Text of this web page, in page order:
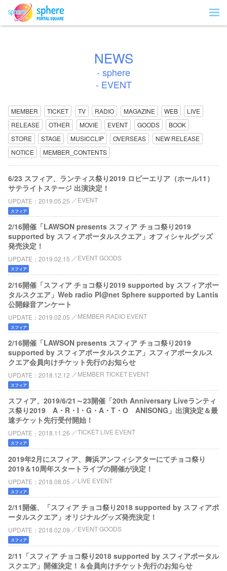
NEWS
- sphere
- EVENT
MEMBER TICKET TV RADIO MAGAZINE WEB
LIVE
RELEASE
OTHER MOVIE EVENT GOODS
BOOK
STORE
STAGE MUSICCLIP OVERSEAS
NEW RELEASE
NOTICE
MEMBER_CONTENTS
6/23 スフィア、ランティス祭り2019 ロビーエリア（ホール11）
サテライトステージ 出演決定！
UPDATE 2019.05.25 EVENT
スフィア
2/16開催「LAWSON presents スフィア チョコ祭り2019
supported by スフィアポータルスクエア」オフィシャルグッズ
発売決定！
UPDATE 2019.02.15 EVENT GOODS
スフィア
2/16開催「スフィア チョコ祭り2019 supported by スフィアポー
タルスクエア」Web radio Pl@net Sphere supported by Lantis
公開録音アンケート
UPDATE 2019.02.05 MEMBER RADIO EVENT
スフィア
2/16開催「LAWSON presents スフィア チョコ祭り2019
supported by スフィアポータルスクエア」スフィアポータルス
クエア会員向けチケット先行のお知らせ
UPDATE 2018.12.12 MEMBER TICKET EVENT
スフィア
スフィア、2019/6/21～23開催「20th Anniversary Liveランティ
ス祭り2019 A・R・I・G・A・T・O ANISONG」出演決定＆最
速チケット先行受付開始！
UPDATE 2018.11.26 TICKET LIVE EVENT
スフィア
2019年2月にスフィア、舞浜アンフィシアターにてチョコ祭り
2019＆10周年スタートライブの開催が決定！
UPDATE 2018.08.05 LIVE EVENT
スフィア
2/11開催、「スフィア チョコ祭り2018 supported by スフィアポ
ータルスクエア」オリジナルグッズ発売決定！
UPDATE 2018.02.09 EVENT GOODS
スフィア
2/11「スフィア チョコ祭り2018 supported by スフィアポータル
スクエア」開催決定！＆会員向けチケット先行のお知らせ